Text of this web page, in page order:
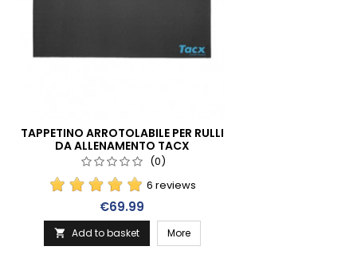
TAPPETINO ARROTOLABILE PER RULLI
DA ALLENAMENTO TACX
(0)
6 reviews
Price
€69.99
 Add to basket More